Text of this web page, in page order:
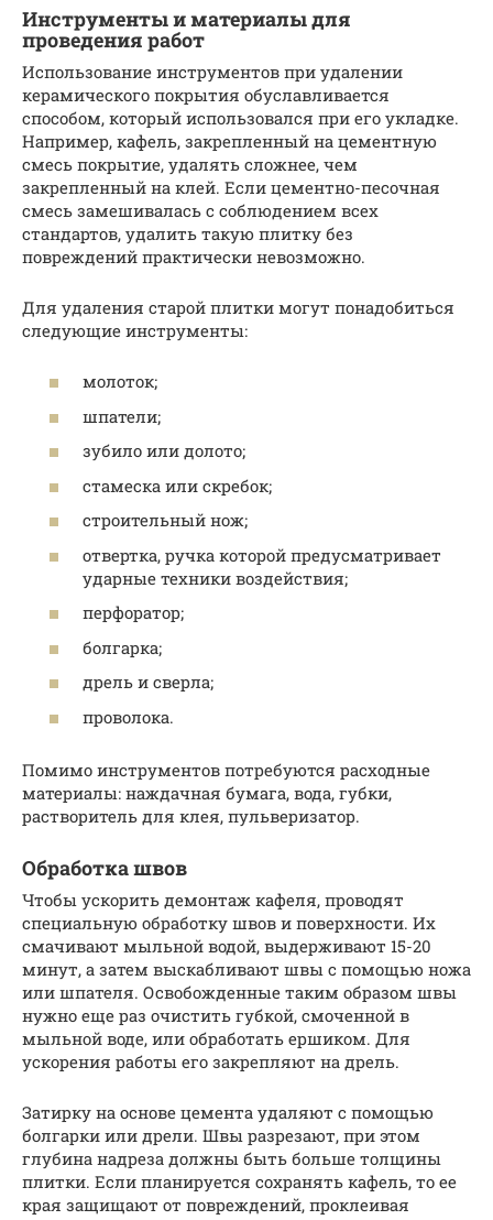
Инструменты и материалы для
проведения работ
Использование инструментов при удалении
керамического покрытия обуславливается
способом, который использовался при его укладке.
Например, кафель, закрепленный на цементную
смесь покрытие, удалять сложнее, чем
закрепленный на клей. Если цементно-песочная
смесь замешивалась с соблюдением всех
стандартов, удалить такую плитку без
повреждений практически невозможно.
Для удаления старой плитки могут понадобиться
следующие инструменты:
молоток;
шпатели;
зубило или долото;
стамеска или скребок;
строительный нож;
отвертка, ручка которой предусматривает
ударные техники воздействия;
перфоратор;
болгарка;
дрель и сверла;
проволока.
Помимо инструментов потребуются расходные
материалы: наждачная бумага, вода, губки,
растворитель для клея, пульверизатор.
Обработка швов
Чтобы ускорить демонтаж кафеля, проводят
специальную обработку швов и поверхности. Их
смачивают мыльной водой, выдерживают 15-20
минут, а затем выскабливают швы с помощью ножа
или шпателя. Освобожденные таким образом швы
нужно еще раз очистить губкой, смоченной в
мыльной воде, или обработать ершиком. Для
ускорения работы его закрепляют на дрель.
Затирку на основе цемента удаляют с помощью
болгарки или дрели. Швы разрезают, при этом
глубина надреза должны быть больше толщины
плитки. Если планируется сохранять кафель, то ее
края защищают от повреждений, проклеивая